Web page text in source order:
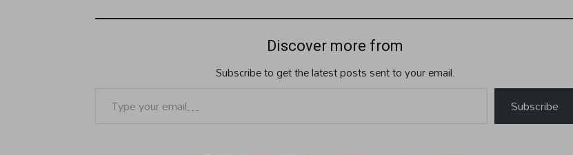
Discover more from
Subscribe to get the latest posts sent to your email.
Subscribe